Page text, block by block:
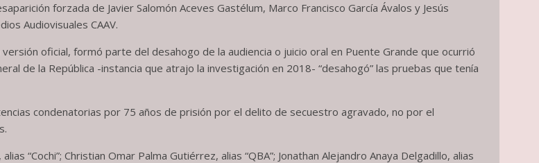
forzada de Javier Salomón Aceves Gastélum, Marco Francisco García Ávalos y Jesús
Audiovisuales CAAV.
oficial, formó parte del desahogo de la audiencia o juicio oral en Puente Grande que ocurrió
de la República -instancia que atrajo la investigación en 2018- “desahogó” las pruebas que tenía
condenatorias por 75 años de prisión por el delito de secuestro agravado, no por el
“Cochi”; Christian Omar Palma Gutiérrez, alias “QBA”; Jonathan Alejandro Anaya Delgadillo, alias